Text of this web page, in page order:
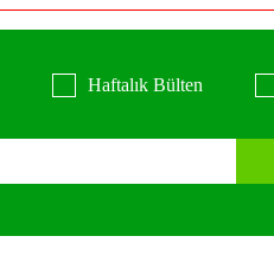
Haftalık Bülten